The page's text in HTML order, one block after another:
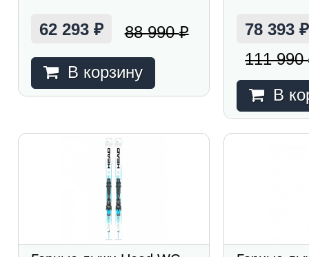
62 293 ₽ 88 990₽
В корзину
78 393₽
111 990
В